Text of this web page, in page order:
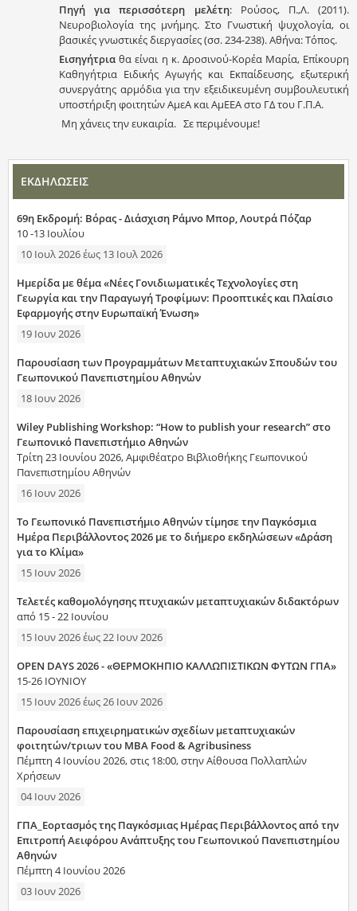
Πηγή για περισσότερη μελέτη: Ρούσος, Π.,Λ. (2011).
Νευροβιολογία της μνήμης. Στο Γνωστική ψυχολογία, οι
βασικές γνωστικές διεργασίες (σσ. 234-238). Αθήνα: Τόπος.
Εισηγήτρια θα είναι η κ. Δροσινού-Κορέα Μαρία, Επίκουρη
Καθηγήτρια Ειδικής Αγωγής και Εκπαίδευσης, εξωτερική
συνεργάτης αρμόδια για την εξειδικευμένη συμβουλευτική
υποστήριξη φοιτητών ΑμεΑ και ΑμΕΕΑ στο ΓΔ του Γ.Π.Α.
Μη χάνεις την ευκαιρία. Σε περιμένουμε!
ΕΚΔΗΛΩΣΕΙΣ
69η Εκδρομή: Βόρας - Διάσχιση Ράμνο Μπορ, Λουτρά Πόζαρ
10 -13 Ιουλίου
10 Ιουλ 2026έως 13 Ιουλ 2026
Ημερίδα με θέμα «Νέες Γονιδιωματικές Τεχνολογίες στη
Γεωργία και την Παραγωγή Τροφίμων: Προοπτικές και Πλαίσιο
Εφαρμογής στην Ευρωπαϊκή Ένωση»
19 Ιουν 2026
Παρουσίαση των Προγραμμάτων Μεταπτυχιακών Σπουδών του
Γεωπονικού Πανεπιστημίου Αθηνών
18 Ιουν 2026
Wiley Publishing Workshop: “How to publish your research” στο
Γεωπονικό Πανεπιστήμιο Αθηνών
Τρίτη 23 Ιουνίου 2026, Αμφιθέατρο Βιβλιοθήκης Γεωπονικού
Πανεπιστημίου Αθηνών
16 Ιουν 2026
Το Γεωπονικό Πανεπιστήμιο Αθηνών τίμησε την Παγκόσμια
Ημέρα Περιβάλλοντος 2026 με το διήμερο εκδηλώσεων «Δράση
για το Κλίμα»
15 Ιουν 2026
Τελετές καθομολόγησης πτυχιακών μεταπτυχιακών διδακτόρων
από 15 - 22 Ιουνίου
15 Ιουν 2026έως22 Ιουν 2026
OPEN DAYS 2026 - «ΘΕΡΜΟΚΗΠΙΟ ΚΑΛΛΩΠΙΣΤΙΚΩΝ ΦΥΤΩΝ ΓΠΑ»
15-26 ΙΟΥΝΙΟΥ
15 Ιουν 2026έως26 Ιουν 2026
Παρουσίαση επιχειρηματικών σχεδίων μεταπτυχιακών
φοιτητών/τριων του MBA Food & Agribusiness
Πέμπτη 4 Ιουνίου 2026, στις 18:00, στην Αίθουσα Πολλαπλών
Χρήσεων
04 Ιουν 2026
ΓΠΑ_Εορτασμός της Παγκόσμιας Ημέρας Περιβάλλοντος από την
Επιτροπή Αειφόρου Ανάπτυξης του Γεωπονικού Πανεπιστημίου
Αθηνών
Πέμπτη 4 Ιουνίου 2026
03 Ιουν 2026